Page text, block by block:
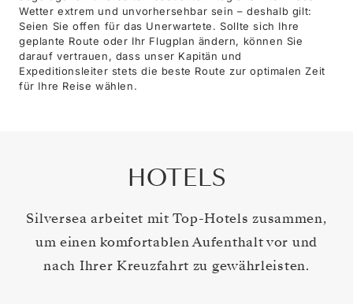
Wetter extrem und unvorhersehbar sein – deshalb gilt:
Seien Sie offen für das Unerwartete. Sollte sich Ihre
geplante Route oder Ihr Flugplan ändern, können Sie
darauf vertrauen, dass unser Kapitän und
Expeditionsleiter stets die beste Route zur optimalen Zeit
für Ihre Reise wählen.
HOTELS
Silversea arbeitet mit Top-Hotels zusammen,
um einen komfortablen Aufenthalt vor und
nach Ihrer Kreuzfahrt zu gewährleisten.